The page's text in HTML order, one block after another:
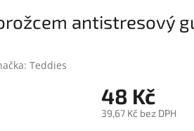
antistresový
Teddies
48 Kč
39,67 Kč bez DPH